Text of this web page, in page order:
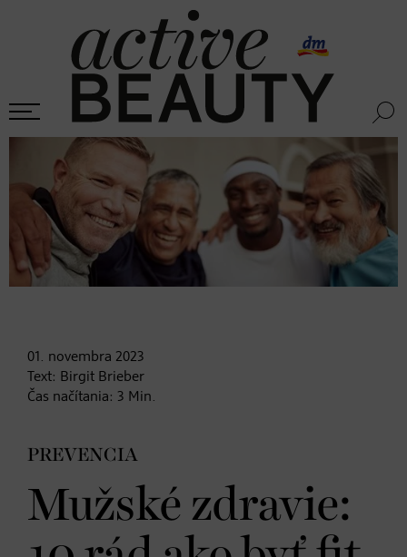
01. novembra 2023
Text: Birgit Brieber
Čas načítania: 3 Min.
PREVENCIA
Mužské zdravie: